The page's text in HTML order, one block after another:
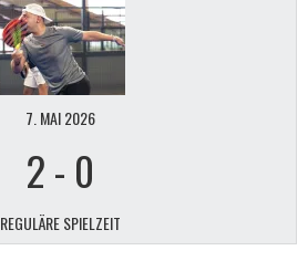
7. MAI 2026
2- 0
REGULÄRE SPIELZEIT